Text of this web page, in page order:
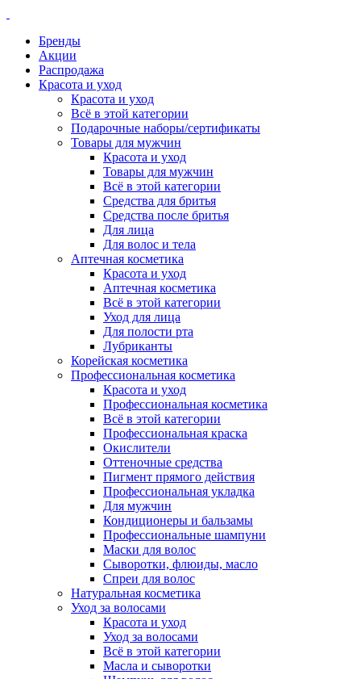
Бренды
Акции
Распродажа
Красота и уход
Красота и уход
Всё в этой категории
Подарочные наборы/сертификаты
Товары для мужчин
Красота и уход
Товары для мужчин
Всё в этой категории
Средства для бритья
Средства после бритья
Для лица
Для волос и тела
Аптечная косметика
Красота и уход
Аптечная косметика
Всё в этой категории
Уход для лица
Для полости рта
Лубриканты
Корейская косметика
Профессиональная косметика
Красота и уход
Профессиональная косметика
Всё в этой категории
Профессиональная краска
Окислители
Оттеночные средства
Пигмент прямого действия
Профессиональная укладка
Для мужчин
Кондиционеры и бальзамы
Профессиональные шампуни
Маски для волос
Сыворотки, флюиды, масло
Спреи для волос
Натуральная косметика
Уход за волосами
Красота и уход
Уход за волосами
Всё в этой категории
Масла и сыворотки